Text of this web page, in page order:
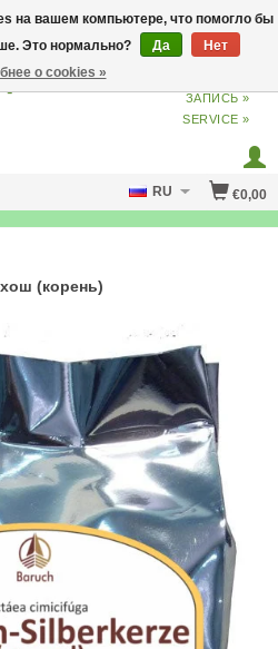
ВХОДИЗ
ЗАПИСЬ »
SERVICE »
€0,00
RU
(корень)
на вашем компьютере, что помогло бы
Это нормально?
Да
Нет
о cookies »